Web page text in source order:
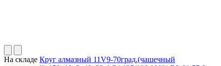
На складе Круг алмазный 11V9-70град.(чашечный